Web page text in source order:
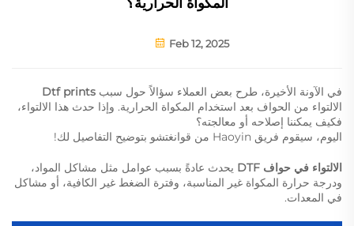
Feb 12, 2025
في الآونة الأخيرة، طرح بعض العملاء سؤالاً حول سبب Dtf prints
الالتواء من الحواف بعد استخدام المكواة الحرارية. وإذا حدث هذا الالتواء،
فكيف يمكننا إصلاحه أو معالجته؟
اليوم، سيقوم فريق Haoyin من قوانغتشو بتوضيح التفاصيل لك!
الالتواء في حواف DTF
يحدث عادةً بسبب عوامل مثل مشاكل المواد،
ودرجة حرارة المكواة غير المناسبة، وفترة الضغط غير الكافية، أو مشاكل
في المعدات.